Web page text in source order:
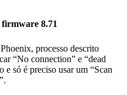
8.71
processo descrito
“No connection” e “dead
e só é preciso usar um “Scan